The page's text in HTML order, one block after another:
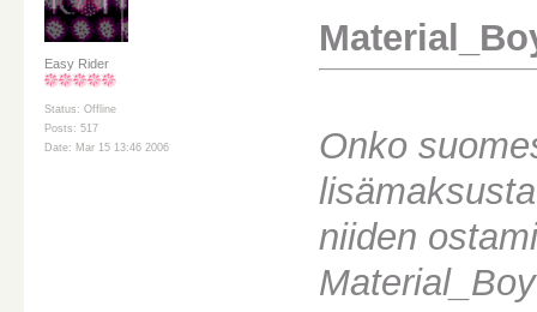
Easy Rider
Status: Offline
Posts: 517
Date: Mar 15 13:46 2006
Onko
niiden